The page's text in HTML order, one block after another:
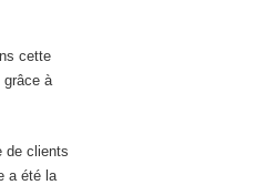
cette
grâce à
de clients
a été la